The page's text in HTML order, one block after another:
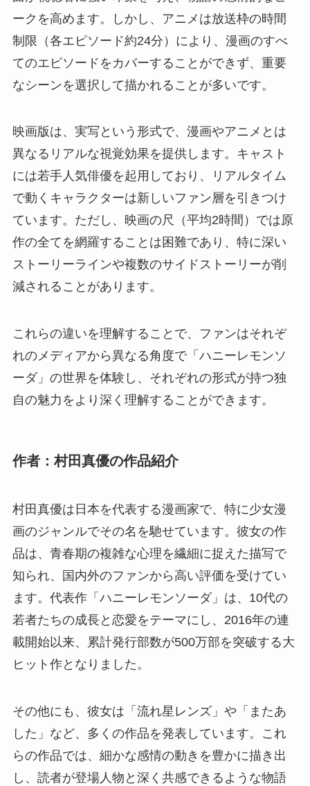
ークを高めます。しかし、アニメは放送枠の時間
制限（各エピソード約24分）により、漫画のすべ
てのエピソードをカバーすることができず、重要
なシーンを選択して描かれることが多いです。
映画版は、実写という形式で、漫画やアニメとは
異なるリアルな視覚効果を提供します。キャスト
には若手人気俳優を起用しており、リアルタイム
で動くキャラクターは新しいファン層を引きつけ
ています。ただし、映画の尺（平均2時間）では原
作の全てを網羅することは困難であり、特に深い
ストーリーラインや複数のサイドストーリーが削
減されることがあります。
これらの違いを理解することで、ファンはそれぞ
れのメディアから異なる角度で「ハニーレモンソ
ーダ」の世界を体験し、それぞれの形式が持つ独
自の魅力をより深く理解することができます。
作者：村田真優の作品紹介
村田真優は日本を代表する漫画家で、特に少女漫
画のジャンルでその名を馳せています。彼女の作
品は、青春期の複雑な心理を繊細に捉えた描写で
知られ、国内外のファンから高い評価を受けてい
ます。代表作「ハニーレモンソーダ」は、10代の
若者たちの成長と恋愛をテーマにし、2016年の連
載開始以来、累計発行部数が500万部を突破する大
ヒット作となりました。
その他にも、彼女は「流れ星レンズ」や「またあ
した」など、多くの作品を発表しています。これ
らの作品では、細かな感情の動きを豊かに描き出
し、読者が登場人物と深く共感できるような物語